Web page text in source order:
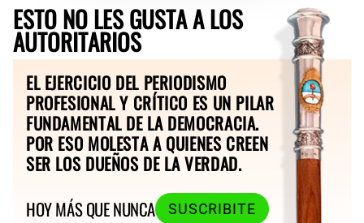
ESTO NO LES GUSTA A LOS
AUTORITARIOS
EL EJERCICIO DEL PERIODISMO
PROFESIONAL Y CRÍTICO ES UN PILAR
FUNDAMENTAL DE LA DEMOCRACIA.
POR ESO MOLESTA A QUIENES CREEN
SER LOS DUEÑOS DE LA VERDAD.
HOY MÁS QUE NUNCA
SUSCRIBITE